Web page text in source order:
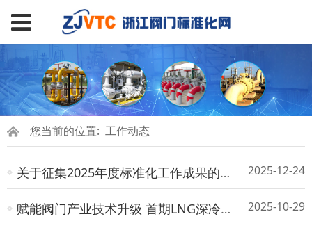
您当前的位置: 工作动态
关于征集2025年度标准化工作成果的通知 2025-12-24
赋能阀门产业技术升级 首期LNG深冷阀门高级培训班成功举办 2025-10-29